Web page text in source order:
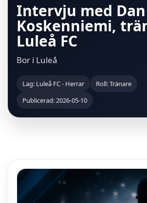
Intervju med Dan
Koskenniemi,
Luleå FC
Bor i Luleå
Lag: Luleå FC - Herrar
Roll: Tränare
Publicerad: 2026-05-10